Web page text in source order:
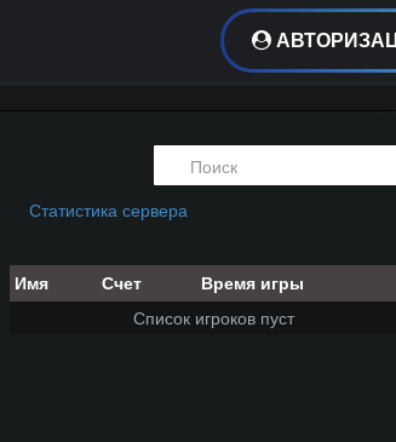
Статистика сервера
Имя Счет
Время игры
Список игроков пуст